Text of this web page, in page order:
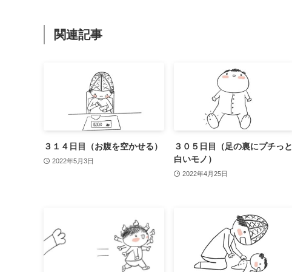
関連記事
３１４日目（お腹を空かせる）
2022年5月3日
３０５日目（足の裏にプチっと
白いモノ）
2022年4月25日